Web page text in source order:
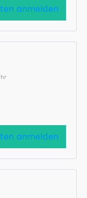
anmelden
anmelden